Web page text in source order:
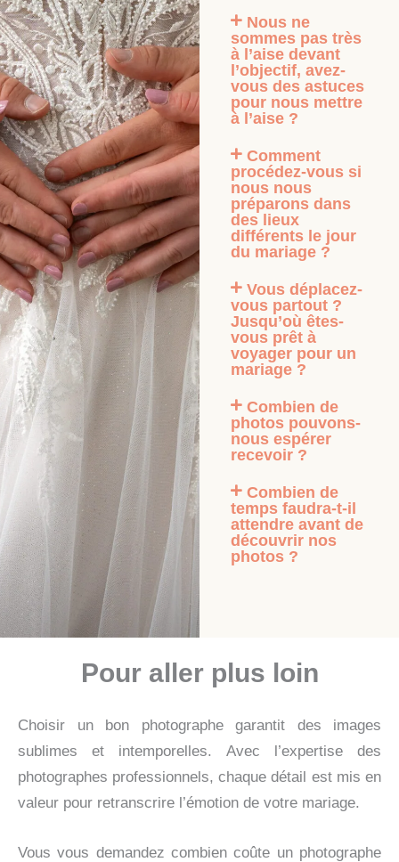
Nous ne
sommes pas très
à l’aise devant
l’objectif, avez-
vous des astuces
pour nous mettre
à l’aise ?
Comment
procédez-vous si
nous nous
préparons dans
des lieux
différents le jour
du mariage ?
Vous déplacez-
vous partout ?
Jusqu’où êtes-
vous prêt à
voyager pour un
mariage ?
Combien de
photos pouvons-
nous espérer
recevoir ?
Combien de
temps faudra-t-il
attendre avant de
découvrir nos
photos ?
Pour aller plus loin
Choisir un bon photographe garantit des images
sublimes et intemporelles. Avec l’expertise des
photographes professionnels, chaque détail est mis en
valeur pour retranscrire l’émotion de votre mariage.
Vous vous demandez combien coûte un photographe